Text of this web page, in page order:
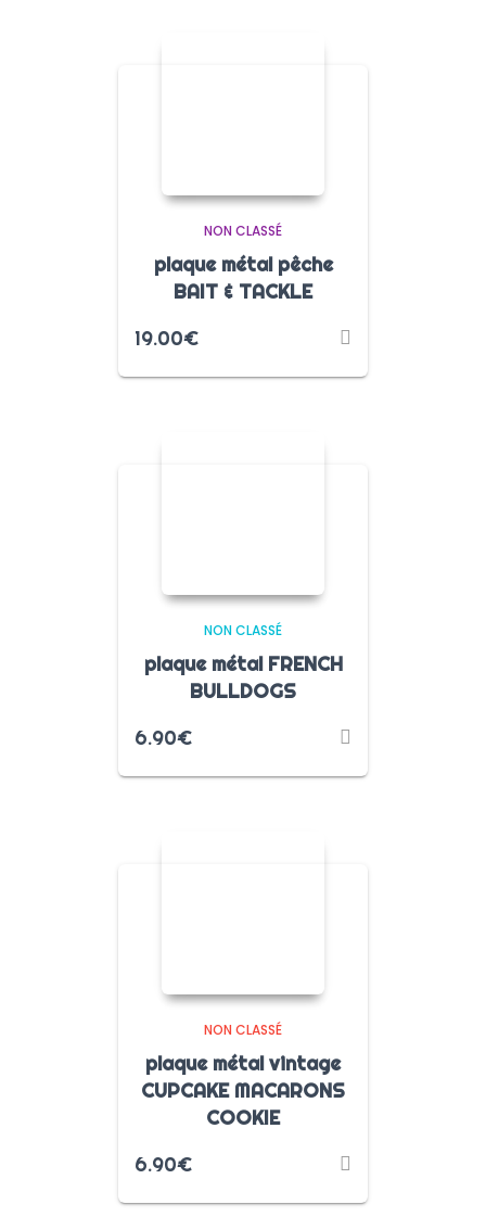
NON CLASSÉ
plaque métal pêche
BAIT & TACKLE
19.00€
NON CLASSÉ
plaque métal FRENCH
BULLDOGS
6.90€
NON CLASSÉ
plaque métal vintage
CUPCAKE MACARONS
COOKIE
6.90€